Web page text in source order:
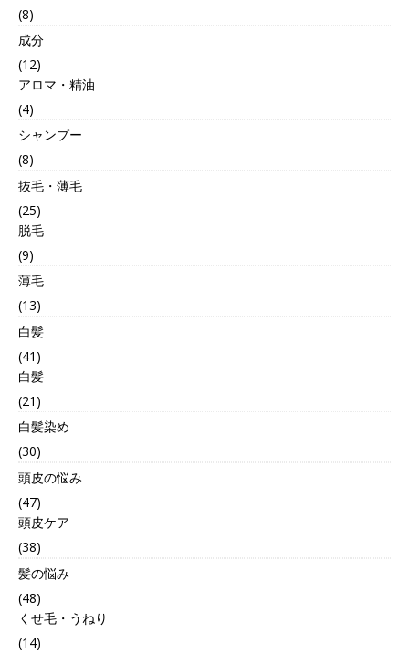
(8)
成分
(12)
アロマ・精油
(4)
シャンプー
(8)
抜毛・薄毛
(25)
脱毛
(9)
薄毛
(13)
白髪
(41)
白髪
(21)
白髪染め
(30)
頭皮の悩み
(47)
頭皮ケア
(38)
髪の悩み
(48)
くせ毛・うねり
(14)